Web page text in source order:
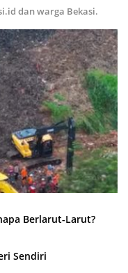
dan warga Bekasi.
Berlarut-Larut?
Sendiri